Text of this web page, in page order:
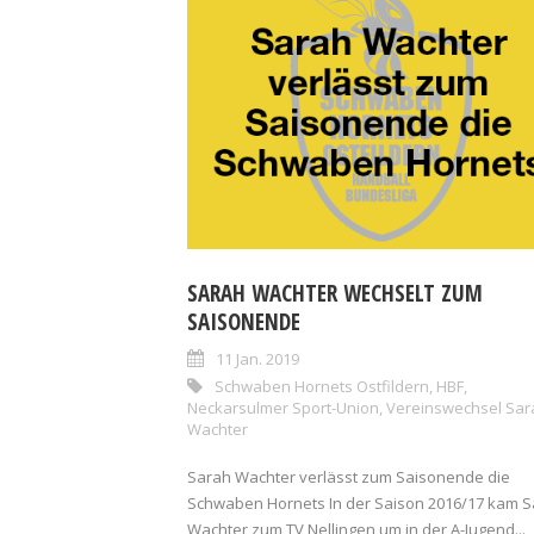
SARAH WACHTER WECHSELT ZUM
SAISONENDE
11 Jan. 2019
Schwaben Hornets Ostfildern, HBF,
Neckarsulmer Sport-Union, Vereinswechsel
Wachter
Sarah Wachter verlässt zum Saisonende die
Schwaben Hornets In der Saison 2016/17 kam